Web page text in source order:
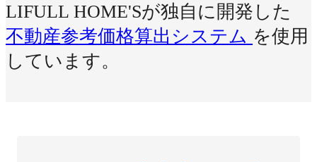
LIFULL HOME'Sが独自に開発した
不動産参考価格算出システム を使用
しています。